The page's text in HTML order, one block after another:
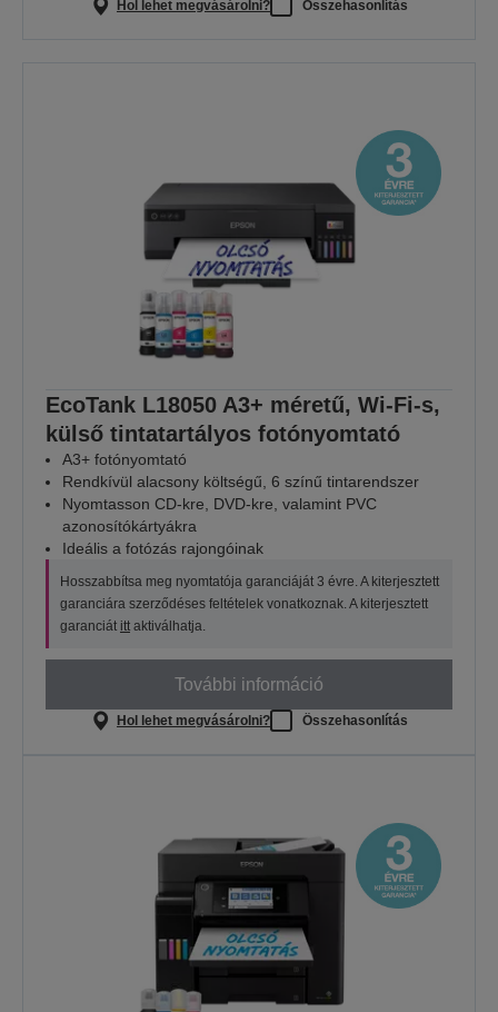
Hol lehet megvásárolni? Összehasonlítás
EcoTank L18050 A3+ méretű, Wi-Fi-s,
külső tintatartályos fotónyomtató
A3+ fotónyomtató
Rendkívül alacsony költségű, 6 színű tintarendszer
Nyomtasson CD-kre, DVD-kre, valamint PVC
azonosítókártyákra
Ideális a fotózás rajongóinak
Hosszabbítsa meg nyomtatója garanciáját 3 évre. A kiterjesztett
garanciára szerződéses feltételek vonatkoznak. A kiterjesztett
garanciát itt aktiválhatja.
További információ
Hol lehet megvásárolni? Összehasonlítás